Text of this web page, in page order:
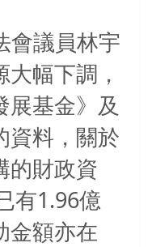
會議員林宇
幅下調，
展基金》及
資料，關於
的財政資
有1.96億
金額亦在